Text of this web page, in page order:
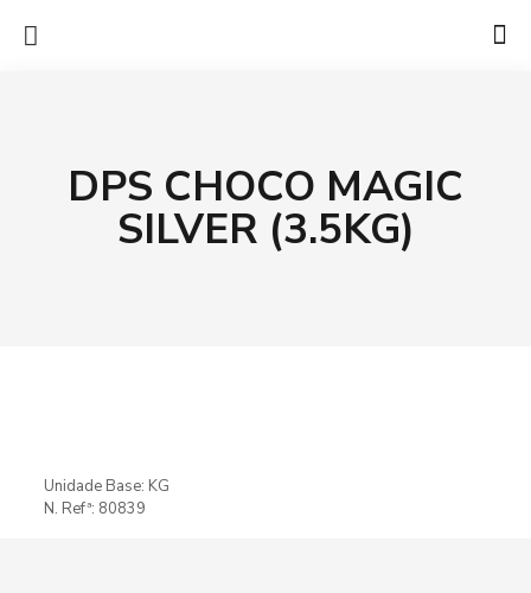
DPS CHOCO MAGIC
SILVER (3.5KG)
Unidade Base: KG
N. Refª: 80839